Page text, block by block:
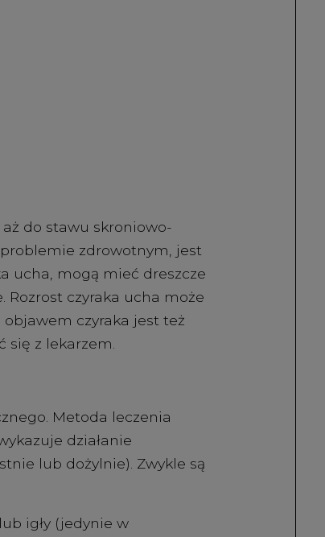
do stawu skroniowo-
zdrowotnym, jest
ucha, mogą mieć dreszcze
czyraka ucha może
czyraka jest też
się z lekarzem.
Metoda leczenia
działanie
lub dożylnie). Zwykle są
igły (jedynie w